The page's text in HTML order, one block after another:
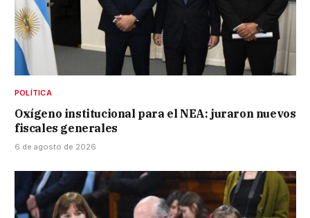
POLÍTICA
Oxígeno institucional para el NEA: juraron nuevos
fiscales generales
6 de agosto de 2026